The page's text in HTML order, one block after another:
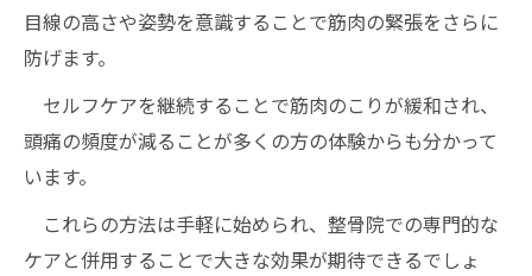
目線の高さや姿勢を意識することで筋肉の緊張をさらに
防げます。
セルフケアを継続することで筋肉のこりが緩和され、
頭痛の頻度が減ることが多くの方の体験からも分かって
います。
これらの方法は手軽に始められ、整骨院での専門的な
ケアと併用することで大きな効果が期待できるでしょ